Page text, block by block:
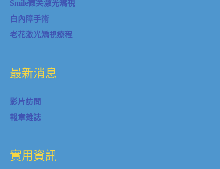
Smile微笑激光矯視
白內障手術
老花激光矯視療程
最新消息
影片訪問
報章雜誌
實用資訊